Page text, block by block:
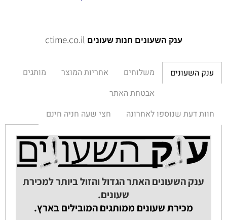
ענק השעונים חנות שעונים ctime.co.il
ענק השעונים משלוחים אחריות המוצר
מותגים
אבטחת האתר
חוות דעת שנוספו לאחרונה
חצי שעה חניה חינם
ענק השעונים האתר הגדול והזול ביותר למכירת
שעונים.
מכירת שעונים ממותגים המובילים בארץ.